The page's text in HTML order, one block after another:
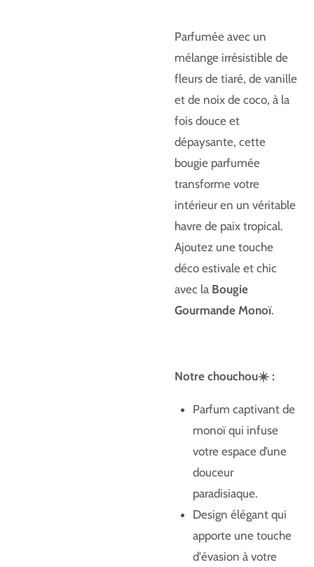
Parfumée avec un
mélange irrésistible de
fleurs de tiaré, de vanille
et de noix de coco, à la
fois douce et
dépaysante, cette
bougie parfumée
transforme votre
intérieur en un véritable
havre de paix tropical.
Ajoutez une touche
déco estivale et chic
avec la Bougie
Gourmande Monoï.
Notre chouchou☀️ :
Parfum captivant de
monoï qui infuse
votre espace d’une
douceur
paradisiaque.
Design élégant qui
apporte une touche
d'évasion à votre